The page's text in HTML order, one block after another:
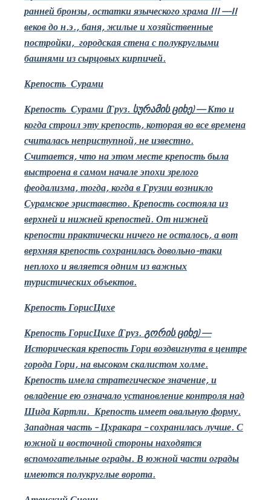
ранней бронзы, остатки языческого храма III—II
веков до н.э., баня, жилые и хозяйственные
постройки, городская стена с полукруглыми
башнями из сырцовых кирпичей.
Крепость Сурами
Крепость Сурами (Груз. სურამის ციხე)—Кто и
когда строил эту крепость,которая во все времена
считалась неприступной, не известно.
Считается, что на этом месте крепость была
выстроена в самом начале эпохи зрелого
феодализма, тогда, когда в Грузии возникло
Сурамское эриставство. Крепость состояла из
верхней и нижней крепостей. От нижней
крепости практически ничего не осталось, а вот
верхняя крепость сохранилась довольно-таки
неплохо и является одним из важных
туристических объектов.
Крепость ГорисЦихе
Крепость ГорисЦихе (Груз. გორის ციხე)—
Историческая крепость Гори воздвиг­нута в центре
города Гори, на высоком скалистом холме.
Крепость имела стратегическое значение, и
овладение ею означало установление контроля над
Шида Картли. Крепость имеет овальную форму.
Западная часть – Цхракара – сох­ра­нилась лучше. С
южной и восточной стороны находятся
вспомогательные ограды. В юж­ной части ограды
имеются полукруглые ворота.